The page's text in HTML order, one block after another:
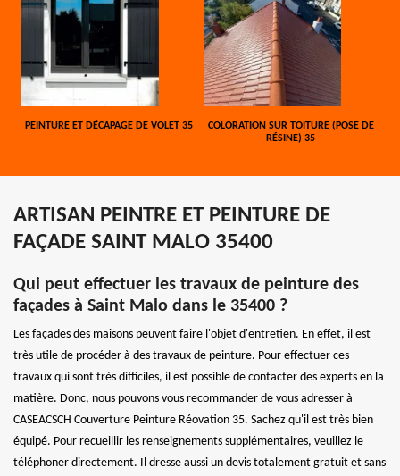
PEINTURE ET DÉCAPAGE DE VOLET 35
COLORATION SUR TOITURE (POSE DE
RÉSINE) 35
ARTISAN PEINTRE ET PEINTURE DE
FAÇADE SAINT MALO 35400
Qui peut effectuer les travaux de peinture des
façades à Saint Malo dans le 35400 ?
Les façades des maisons peuvent faire l'objet d'entretien. En effet, il est
très utile de procéder à des travaux de peinture. Pour effectuer ces
travaux qui sont très difficiles, il est possible de contacter des experts en la
matière. Donc, nous pouvons vous recommander de vous adresser à
CASEACSCH Couverture Peinture Réovation 35. Sachez qu'il est très bien
équipé. Pour recueillir les renseignements supplémentaires, veuillez le
téléphoner directement. Il dresse aussi un devis totalement gratuit et sans